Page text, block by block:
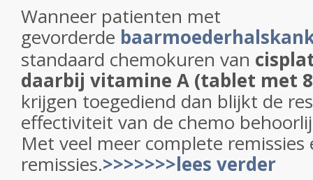
Wanneer patienten met
gevorderde
standaard chemokuren van
daarbij vitamine A (tablet met
krijgen toegediend dan blijkt de
effectiviteit van de chemo
Met veel meer complete remissies
remissies.>>>>>>>lees verder